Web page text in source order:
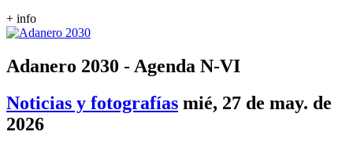
+ info
Adanero 2030 - Agenda N-VI
Noticias y fotografías mié, 27 de may. de
2026